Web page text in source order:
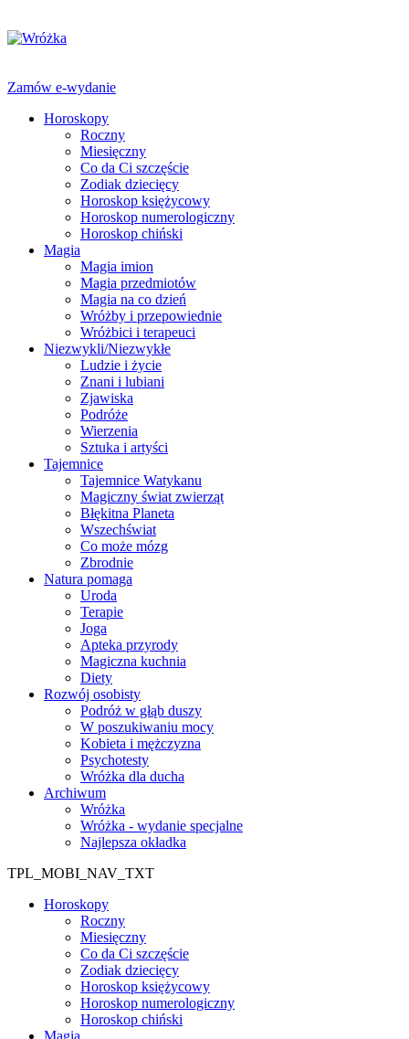
Zamów e-wydanie
Horoskopy
Roczny
Miesięczny
Co da Ci szczęście
Zodiak dziecięcy
Horoskop księżycowy
Horoskop numerologiczny
Horoskop chiński
Magia
Magia imion
Magia przedmiotów
Magia na co dzień
Wróżby i przepowiednie
Wróżbici i terapeuci
Niezwykli/Niezwykłe
Ludzie i życie
Znani i lubiani
Zjawiska
Podróże
Wierzenia
Sztuka i artyści
Tajemnice
Tajemnice Watykanu
Magiczny świat zwierząt
Błękitna Planeta
Wszechświat
Co może mózg
Zbrodnie
Natura pomaga
Uroda
Terapie
Joga
Apteka przyrody
Magiczna kuchnia
Diety
Rozwój osobisty
Podróż w głąb duszy
W poszukiwaniu mocy
Kobieta i mężczyzna
Psychotesty
Wróżka dla ducha
Archiwum
Wróżka
Wróżka - wydanie specjalne
Najlepsza okładka
TPL_MOBI_NAV_TXT
Horoskopy
Roczny
Miesięczny
Co da Ci szczęście
Zodiak dziecięcy
Horoskop księżycowy
Horoskop numerologiczny
Horoskop chiński
Magia